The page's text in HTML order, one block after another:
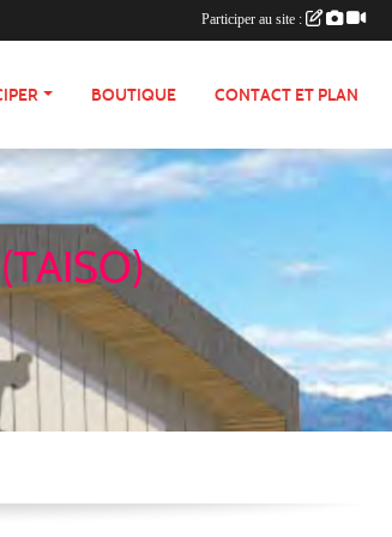
BOUTIQUE CONTACT ET PLAN
Participer au site :